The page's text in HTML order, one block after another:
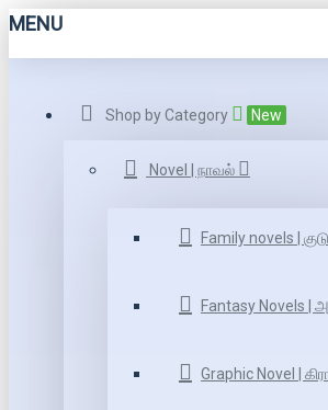
MENU
Shop by Category New
Novel | நாவல்
Family novels |
Fantasy Novels |
Graphic Novel |